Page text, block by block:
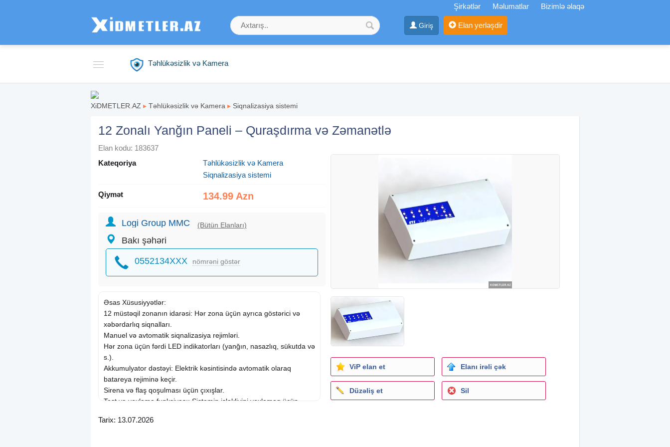
Şirkətlər Məlumatlar Bizimlə əlaqə
Giriş Elan yerləşdir
Təhlükəsizlik və Kamera
XiDMETLER.AZ ▸ Təhlükəsizlik və Kamera ▸ Siqnalizasiya sistemi
12 Zonalı Yanğın Paneli – Quraşdırma və Zəmanətlə
Elan kodu: 183637
Kateqoriya
Təhlükəsizlik və Kamera
Siqnalizasiya sistemi
Qiymət 134.99 Azn
Logi Group MMC (Bütün Elanları)
Bakı şəhəri
0552134XXX nömrəni göstər
Əsas Xüsusiyyətlər:
12 müstəqil zonanın idarəsi: Hər zona üçün ayrıca göstərici və
xəbərdarlıq siqnalları.
Manuel və avtomatik siqnalizasiya rejimləri.
Hər zona üçün fərdi LED indikatorları (yanğın, nasazlıq, sükutda və
s.).
Akkumulyator dəstəyi: Elektrik kəsintisində avtomatik olaraq
batareya rejiminə keçir.
Sirena və flaş qoşulması üçün çıxışlar.
Test və yoxlama funksiyası: Sistemin işləkliyini yoxlamaq üçün
Yanğın siqnalı zamanı avtomatik söndürmə sisteminə siqnal
Tarix: 13.07.2026
ViP elan et Elanı irəli çək
Düzəliş et Sil